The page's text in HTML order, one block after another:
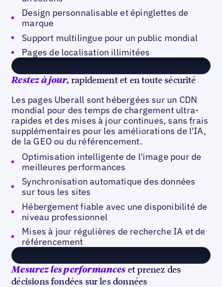
Design personnalisable et épinglettes de
marque
Support multilingue pour un public mondial
Pages de localisation illimitées
Restez à jour, rapidement et en toute sécurité
Les pages Uberall sont hébergées sur un CDN
mondial pour des temps de chargement ultra-
rapides et des mises à jour continues, sans frais
supplémentaires pour les améliorations de l'IA,
de la GEO ou du référencement.
Optimisation intelligente de l'image pour de
meilleures performances
Synchronisation automatique des données
sur tous les sites
Hébergement fiable avec une disponibilité de
niveau professionnel
Mises à jour régulières de recherche IA et de
référencement
Mesurez les performances et prenez des
décisions fondées sur les données